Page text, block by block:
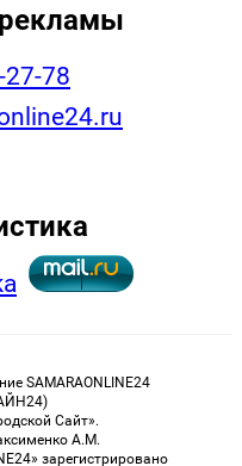
78
SAMARAONLINE24
Сайт».
А.М.
зарегистрировано